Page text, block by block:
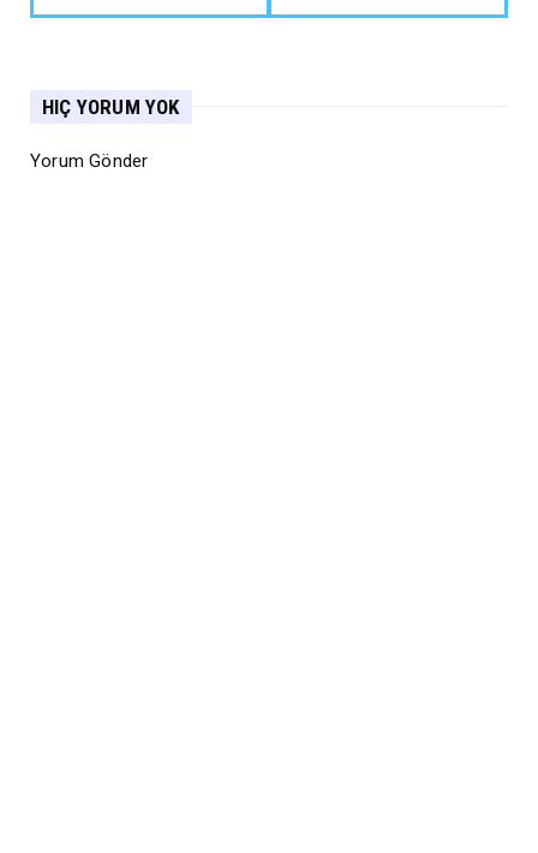
HIÇ YORUM YOK
Yorum Gönder